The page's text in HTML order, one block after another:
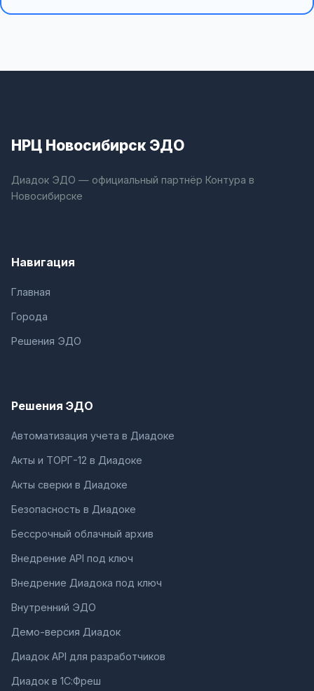
НРЦ Новосибирск ЭДО
Диадок ЭДО — официальный партнёр Контура в
Новосибирске
Навигация
Главная
Города
Решения ЭДО
Решения ЭДО
Автоматизация учета в Диадоке
Акты и ТОРГ-12 в Диадоке
Акты сверки в Диадоке
Безопасность в Диадоке
Бессрочный облачный архив
Внедрение API под ключ
Внедрение Диадока под ключ
Внутренний ЭДО
Демо-версия Диадок
Диадок API для разработчиков
Диадок в 1С:Фреш